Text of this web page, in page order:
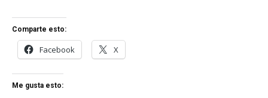
Comparte esto:
Facebook X
Me gusta esto: